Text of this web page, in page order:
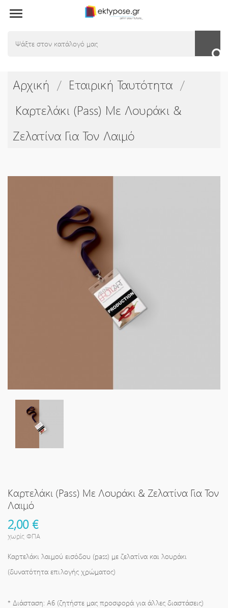

Αρχική
Εταιρική Ταυτότητα
Καρτελάκι (Pass) Με Λουράκι &
Ζελατίνα Για Τον Λαιμό
Καρτελάκι (Pass) Με Λουράκι & Ζελατίνα Για Τον
Λαιμό
2,00 €
χωρίς ΦΠΑ
Καρτελάκι λαιμού εισόδου (pass) με ζελατίνα και λουράκι
(δυνατότητα επιλογής χρώματος)
* Διάσταση: A6 (ζητήστε μας προσφορά για άλλες διαστάσεις)